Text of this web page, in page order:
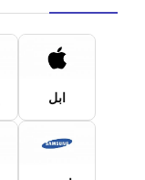
ابل